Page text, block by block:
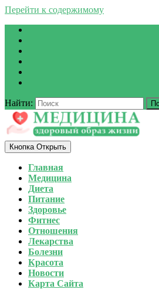
Перейти к содержимому
Найти:
Кнопка Открыть
Главная
Медицина
Диета
Питание
Здоровье
Фитнес
Отношения
Лекарства
Болезни
Красота
Новости
Карта Сайта